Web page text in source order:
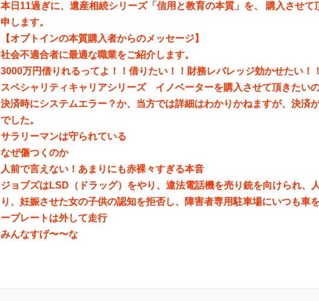
本日11過ぎに、遺産相続シリーズ「信用と教育の本質」を、 購入させて
申します。
【オプトインの本質購入者からのメッセージ】
社会不適合者に最適な職業をご紹介します。
3000万円借りれるってよ！！借りたい！！財務レバレッジ効かせたい！！
スペシャリティキャリアシリーズ イノベーターを購入させて頂きたい
決済時にシステムエラー？か、当方では詳細はわかりかねますが、決済
でした。
サラリーマンは守られている
なぜ傷つくのか
人前で言えない！あまりにも赤裸々すぎる本音
ジョブズはLSD（ドラッグ）をやり、違法電話機を売り銃を向けられ、
り、妊娠させた女の子供の認知を拒否し、障害者専用駐車場にいつも車
ープレートは外して走行
みんなすげ〜〜な